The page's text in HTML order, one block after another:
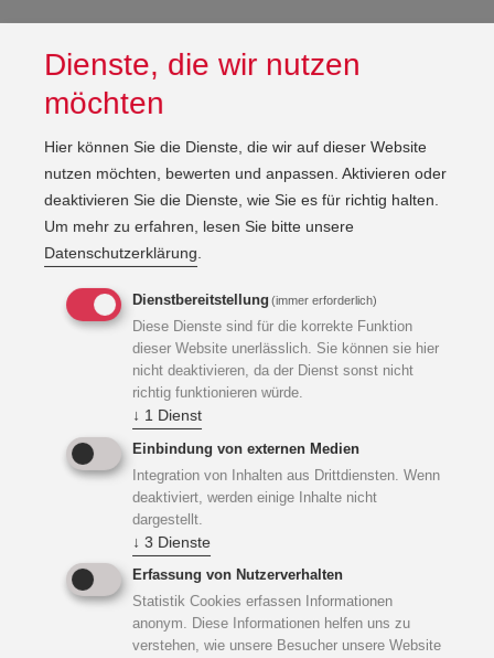
Dienste, die wir nutzen
möchten
Hier können Sie die Dienste, die wir auf dieser Website
nutzen möchten, bewerten und anpassen. Aktivieren oder
deaktivieren Sie die Dienste, wie Sie es für richtig halten.
Um mehr zu erfahren, lesen Sie bitte unsere
Datenschutzerklärung
Dienstbereitstellung(immer erforderlich)
Diese Dienste sind für die korrekte Funktion
dieser Website unerlässlich. Sie können sie hier
nicht deaktivieren, da der Dienst sonst nicht
richtig funktionieren würde.
↓ 1 Dienst
Einbindung von externen Medien
Integration von Inhalten aus Drittdiensten. Wenn
deaktiviert, werden einige Inhalte nicht
dargestellt.
↓ 3 Dienste
Erfassung von Nutzerverhalten
Statistik Cookies erfassen Informationen
anonym. Diese Informationen helfen uns zu
verstehen, wie unsere Besucher unsere Website